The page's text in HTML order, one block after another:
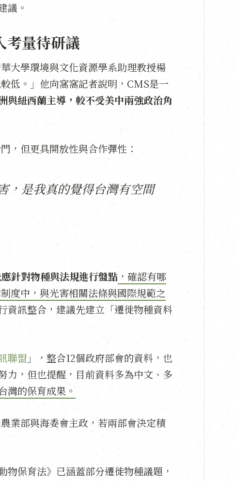
議。
量待研議
大學環境與文化資源學系助理教授楊
低。」他向窩窩記者說明，CMS是一
與紐西蘭主導，較不受美中兩強政治角
，但更具開放性與合作彈性：
，是我真的覺得台灣有空間
針對物種與法規進行盤點 ，確認有哪
度中，與光害相關法條與國際規範之
資訊整合，建議先建立「遷徙物種資料
聯盟 」，整合12個政府部會的資料，也
力，但也提醒，目前資料多為中文、多
灣的保育成果。
業部與海委會主政，若兩部會決定積
保育法》已涵蓋部分遷徙物種議題，